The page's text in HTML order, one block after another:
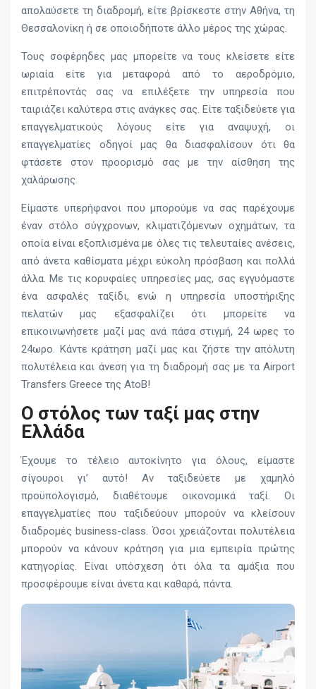
απολαύσετε τη διαδρομή, είτε βρίσκεστε στην Αθήνα, τη
Θεσσαλονίκη ή σε οποιοδήποτε άλλο μέρος της χώρας.
Τους σοφέρηδες μας μπορείτε να τους κλείσετε είτε
ωριαία είτε για μεταφορά από το αεροδρόμιο,
επιτρέποντάς σας να επιλέξετε την υπηρεσία που
ταιριάζει καλύτερα στις ανάγκες σας. Είτε ταξιδεύετε για
επαγγελματικούς λόγους είτε για αναψυχή, οι
επαγγελματίες οδηγοί μας θα διασφαλίσουν ότι θα
φτάσετε στον προορισμό σας με την αίσθηση της
χαλάρωσης.
Είμαστε υπερήφανοι που μπορούμε να σας παρέχουμε
έναν στόλο σύγχρονων, κλιματιζόμενων οχημάτων, τα
οποία είναι εξοπλισμένα με όλες τις τελευταίες ανέσεις,
από άνετα καθίσματα μέχρι εύκολη πρόσβαση και πολλά
άλλα. Με τις κορυφαίες υπηρεσίες μας, σας εγγυόμαστε
ένα ασφαλές ταξίδι, ενώ η υπηρεσία υποστήριξης
πελατών μας εξασφαλίζει ότι μπορείτε να
επικοινωνήσετε μαζί μας ανά πάσα στιγμή, 24 ωρες το
24ωρο. Κάντε κράτηση μαζί μας και ζήστε την απόλυτη
πολυτέλεια και άνεση για τη διαδρομή σας με τα Airport
Transfers Greece της AtoB!
Ο στόλος των ταξί μας στην
Ελλάδα
Έχουμε το τέλειο αυτοκίνητο για όλους, είμαστε
σίγουροι γι’ αυτό! Αν ταξιδεύετε με χαμηλό
προϋπολογισμό, διαθέτουμε οικονομικά ταξί. Οι
επαγγελματίες που ταξιδεύουν μπορούν να κλείσουν
διαδρομές business-class. Όσοι χρειάζονται πολυτέλεια
μπορούν να κάνουν κράτηση για μια εμπειρία πρώτης
κατηγορίας. Είναι υπόσχεση ότι όλα τα αμάξια που
προσφέρουμε είναι άνετα και καθαρά, πάντα.